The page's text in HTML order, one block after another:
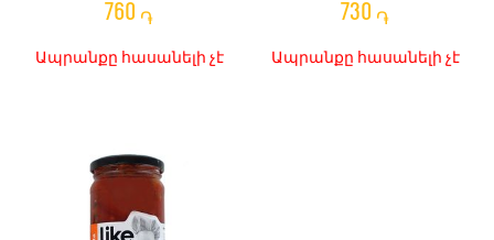
760 ֏
Ապրանքը հասանելի չէ
730 ֏
Ապրանքը հասանելի չէ